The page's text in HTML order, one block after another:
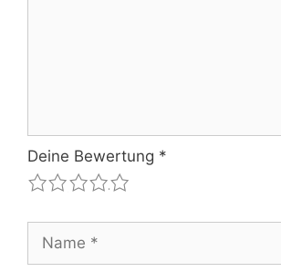
Deine Bewertung *
4
3
2
1